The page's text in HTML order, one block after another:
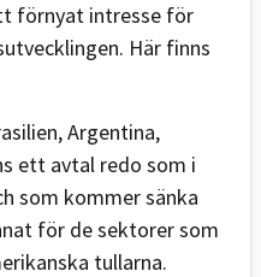
förnyat intresse för
Här finns
Argentina,
ett avtal redo som i
som kommer sänka
för de sektorer som
tullarna.